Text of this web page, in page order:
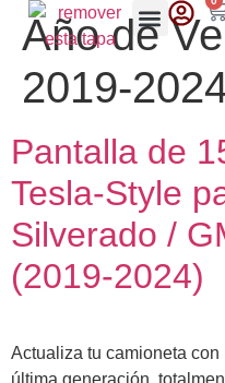
Año de
2019-
Pantalla de
Tesla-Style
Silverado /
(2019-2024)
Actualiza tu camioneta
última generación,